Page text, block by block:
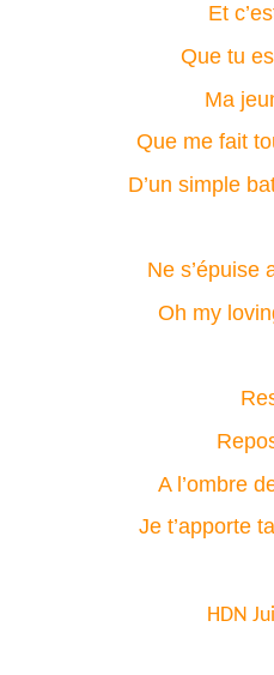
Et
Que tu
Ma
Que me fait
D’un simple
Ne s’épuise
Oh my
A l’ombre
Je t’apporte
HDN